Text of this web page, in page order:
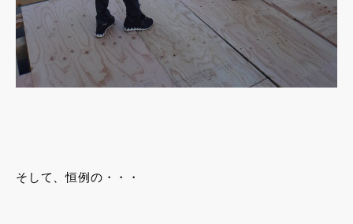
そして、恒例の・・・